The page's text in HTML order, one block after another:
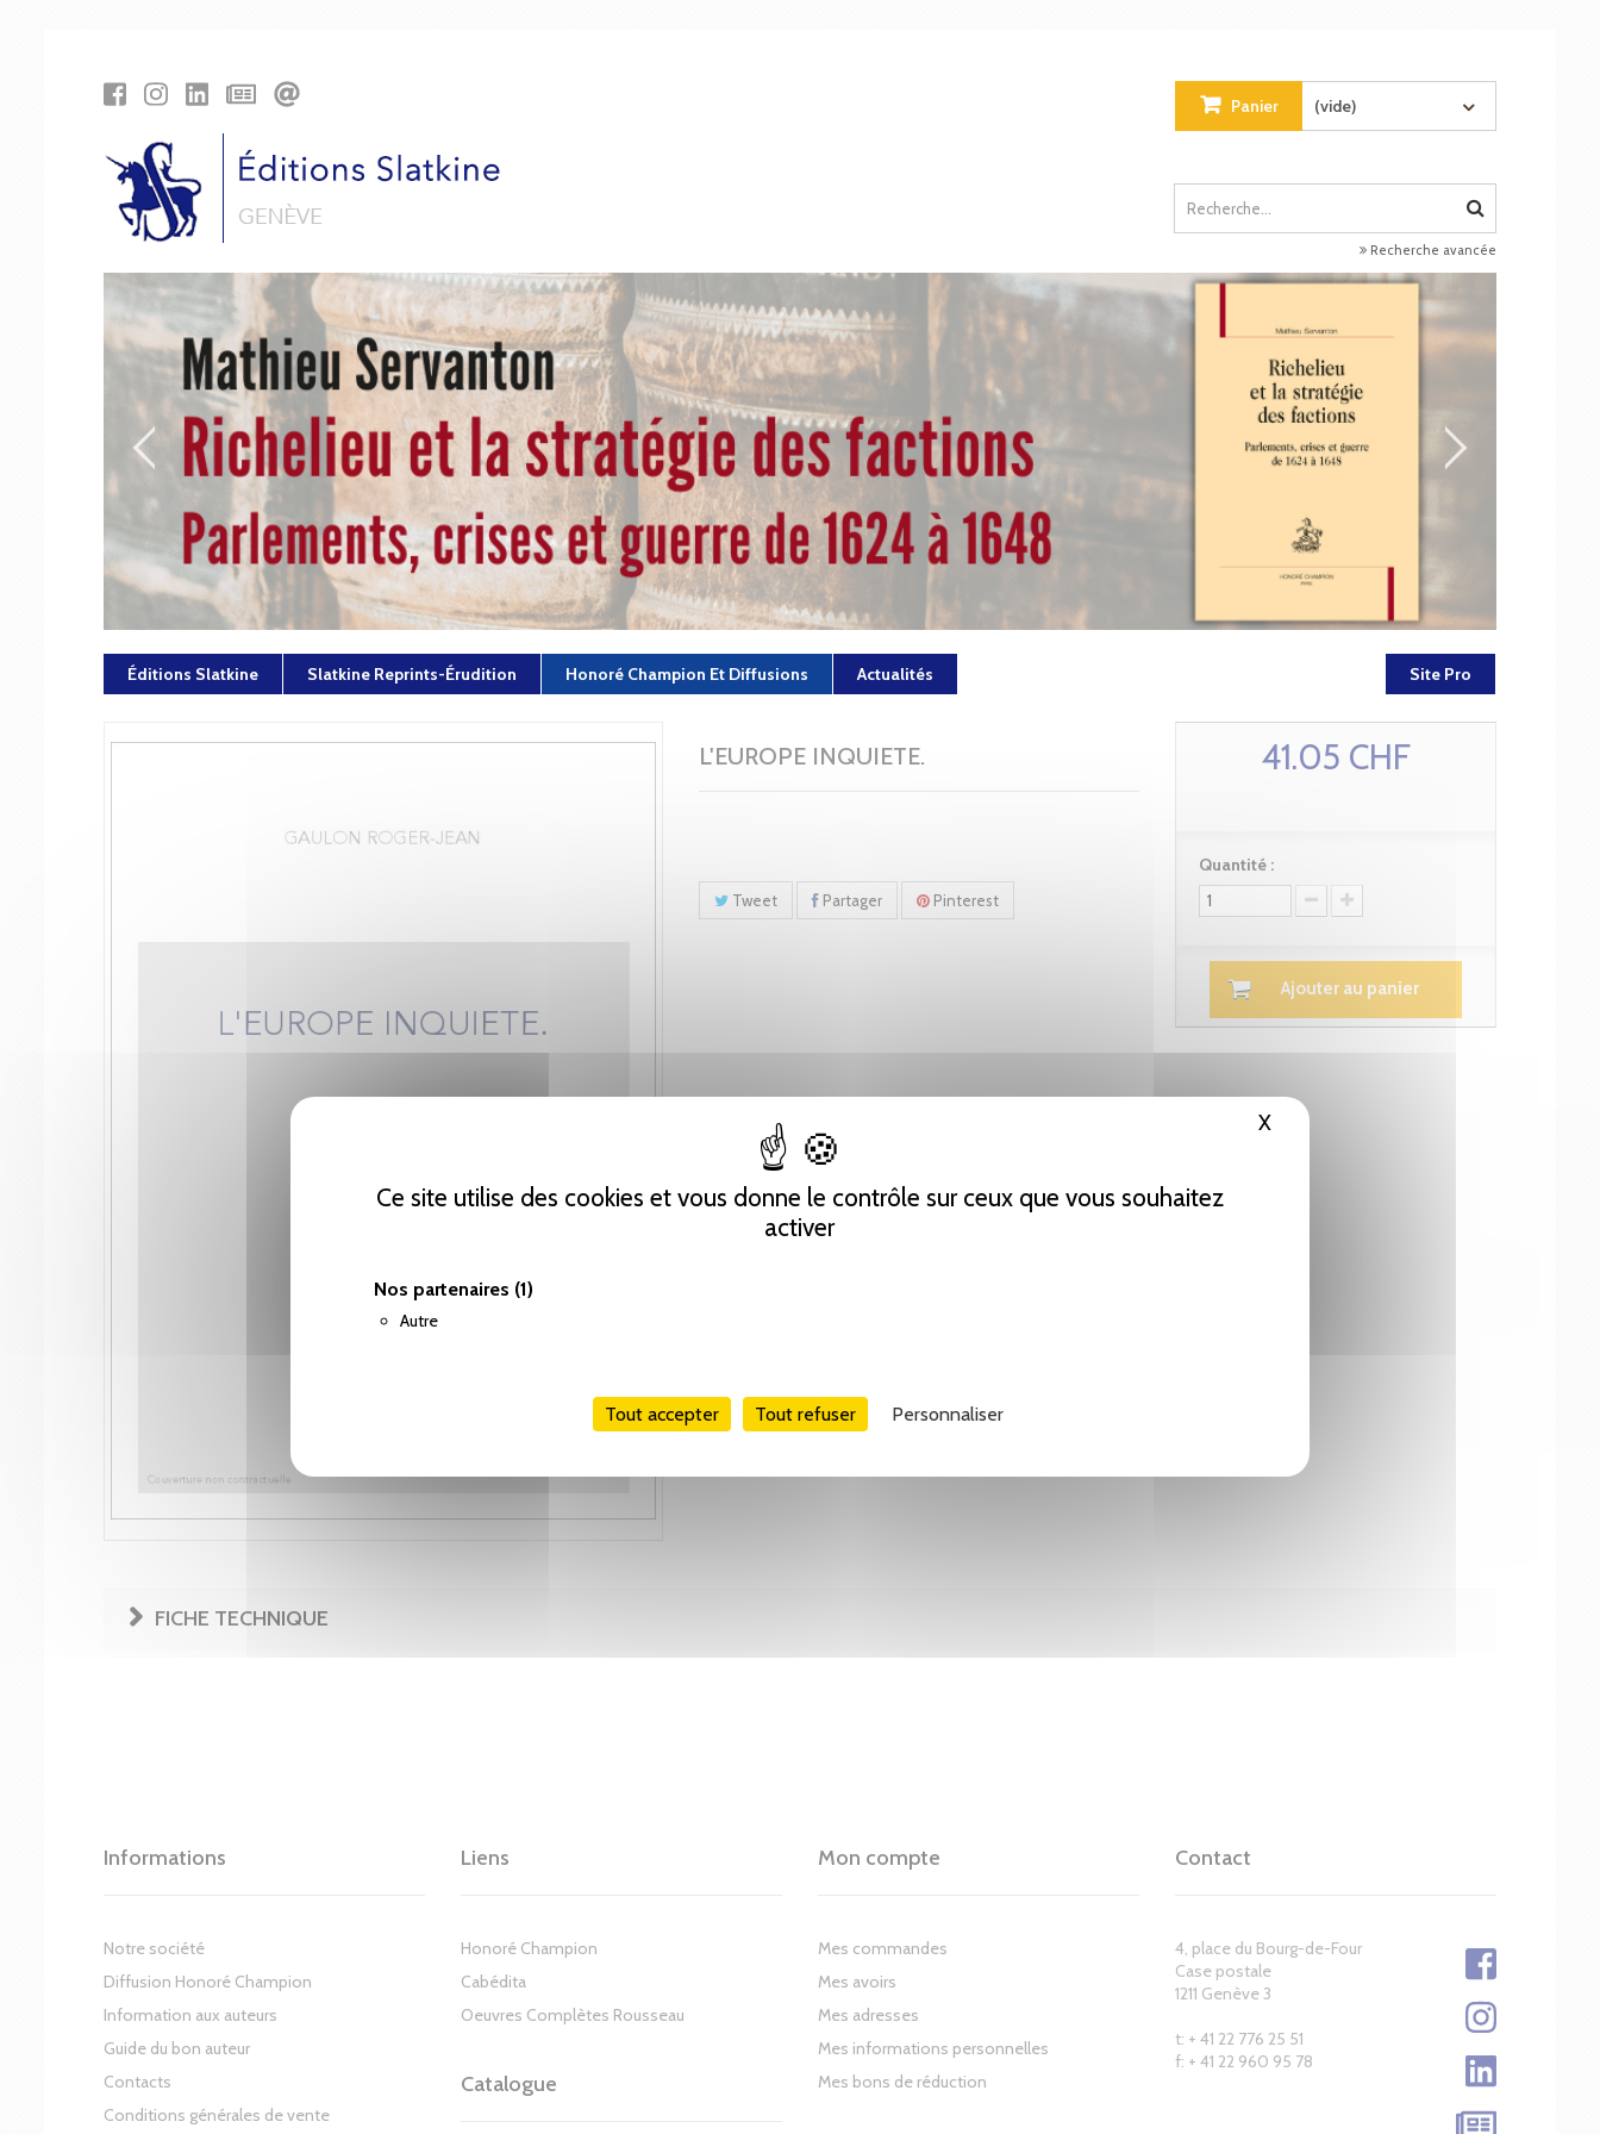
Ce site utilise des cookies et vous donne le contrôle sur ceux que vous souhaitez
activer
Nos partenaires (1)
Autre
Tout accepter Tout refuser Personnaliser
X Masquer le bandeau des cookies
Panier (vide)
Recherche avancée
Éditions Slatkine Slatkine Reprints-Érudition Honoré Champion Et Diffusions Actualités Site Pro
L'EUROPE INQUIETE.
Tweet Partager Pinterest
41.05 CHF
Quantité :
Ajouter au panier
FICHE TECHNIQUE
Informations
Notre société
Diffusion Honoré Champion
Information aux auteurs
Guide du bon auteur
Contacts
Conditions générales de vente
Liens
Honoré Champion
Cabédita
Oeuvres Complètes Rousseau
Catalogue
Mon compte
Mes commandes
Mes avoirs
Mes adresses
Mes informations personnelles
Mes bons de réduction
Contact
4, place du Bourg-de-Four
Case postale
1211 Genève 3
t: + 41 22 776 25 51
f: + 41 22 960 95 78